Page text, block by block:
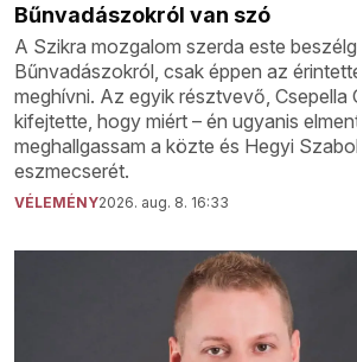
Bűnvadászokról van szó
A Szikra mozgalom szerda este
Bűnvadászokról, csak éppen az
meghívni. Az egyik résztvevő, Csepella
kifejtette, hogy miért – én ugyanis
meghallgassam a közte és Hegyi
eszmecserét.
VÉLEMÉNY2026. aug. 8. 16:33